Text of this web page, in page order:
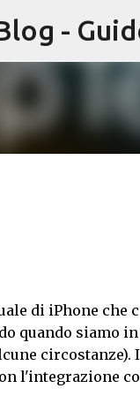
-
di iPhone che
quando siamo
circostanze).
l'integrazione